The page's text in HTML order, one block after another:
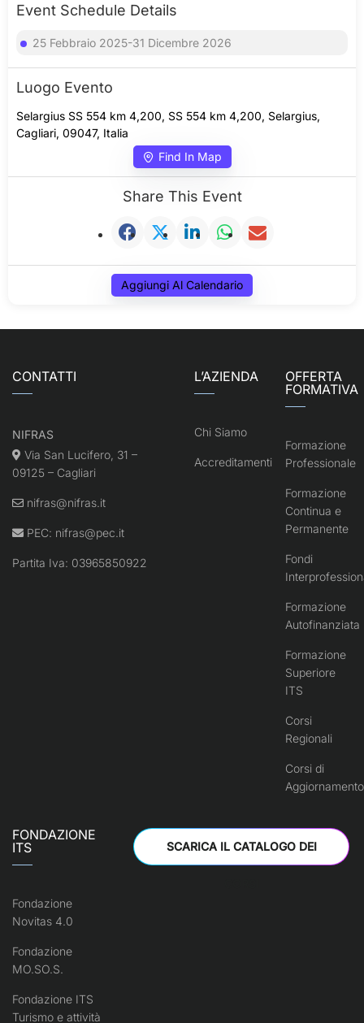
Event Schedule Details
25 Febbraio 2025-31 Dicembre 2026
Luogo Evento
Selargius SS 554 km 4,200, SS 554 km 4,200, Selargius,
Cagliari, 09047, Italia
Find In Map
Share This Event
Aggiungi Al Calendario
CONTATTI
NIFRAS
Via San Lucifero, 31 –
09125 – Cagliari
nifras@nifras.it
PEC: nifras@pec.it
Partita Iva: 03965850922
L’AZIENDA
Chi Siamo
Accreditamenti
OFFERTA
FORMATIVA
Formazione
Professionale
Formazione
Continua e
Permanente
Fondi
Formazione
Autofinanziata
Formazione
Superiore
ITS
Corsi
Regionali
Corsi di
Aggiornamento
FONDAZIONE
ITS
Fondazione
Novitas 4.0
Fondazione
MO.SO.S.
Fondazione ITS
Turismo e attività
SCARICA IL CATALOGO DEI